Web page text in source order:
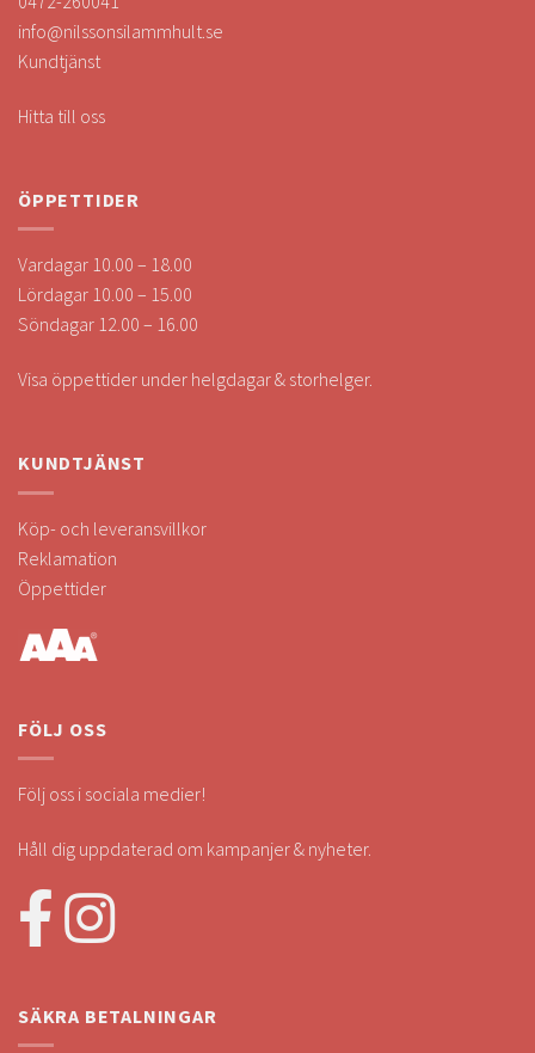
info@nilssonsilammhult.se
Kundtjänst
Hitta till oss
ÖPPETTIDER
Vardagar 10.00 – 18.00
Lördagar 10.00 – 15.00
Söndagar 12.00 – 16.00
Visa öppettider under helgdagar & storhelger.
KUNDTJÄNST
Köp- och leveransvillkor
Reklamation
Öppettider
FÖLJ OSS
Följ oss i sociala medier!
Håll dig uppdaterad om kampanjer & nyheter.
SÄKRA BETALNINGAR